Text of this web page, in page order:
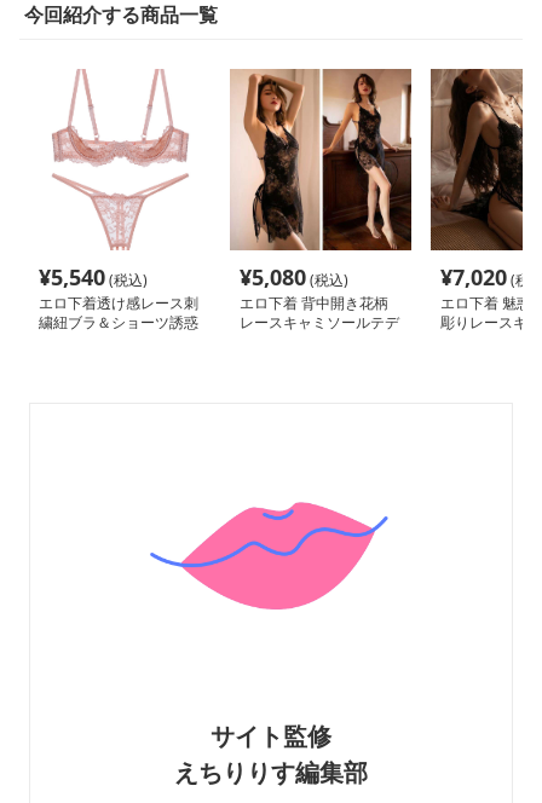
今回紹介する商品一覧
¥5,540(税込)
エロ下着透け感レース刺
繍紐ブラ＆ショーツ誘惑
¥5,080(税込)
エロ下着 背中開き花柄
レースキャミソールテデ
¥7,020(税
エロ下着 魅惑
彫りレースキ
サイト監修
えちりりす編集部